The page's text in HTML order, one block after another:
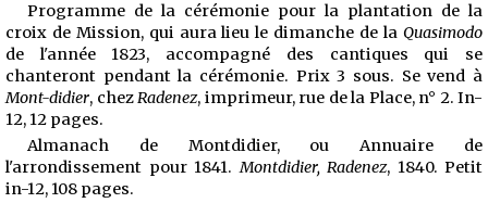
Programme de la cérémonie pour la plantation de la
croix de Mission, qui aura lieu le dimanche de la Quasimodo
de l'année 1823, accompagné des cantiques qui se
chanteront pendant la cérémonie. Prix 3 sous. Se vend à
Mont-didier, chezRadenez, imprimeur, rue de la Place, n° 2. In-
12, 12 pages.
Almanach de Montdidier, ou Annuaire de
l'arrondissement pour 1841.Montdidier, Radenez, 1840. Petit
in-12, 108 pages.